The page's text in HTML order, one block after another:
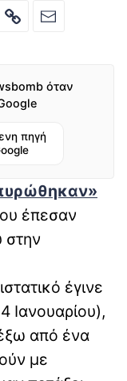
όταν
πηγή
έπεσαν
στην
έγινε
Ιανουαρίου),
από ένα
με